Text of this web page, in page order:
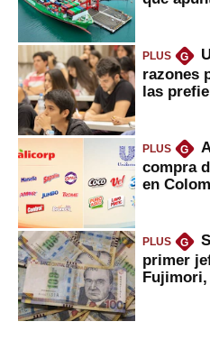
PLUS G
razones
las
PLUS G
compra
en
PLUS G
primer
Fujimori,